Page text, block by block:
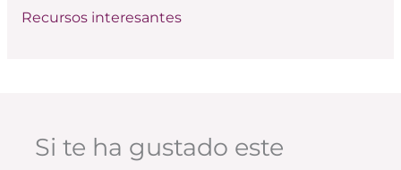
Recursos interesantes
Si te ha gustado este